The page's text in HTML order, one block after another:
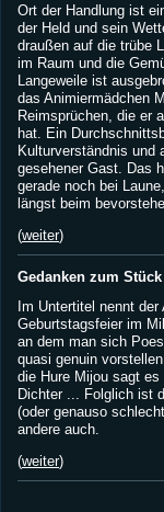
Ort der Handlung ist
der Held und sein
draußen auf die trübe
im Raum und die
Langeweile ist
das Animiermädchen
Reimsprüchen, die er
hat. Ein
Kulturverständnis und
gesehener Gast. Das
gerade noch bei
längst beim
(weiter)
Gedanken zum Stück
Im Untertitel nennt
Geburtstagsfeier im
an dem man sich
quasi genuin
die Hure Mijou sagt es
Dichter ... Folglich ist
(oder genauso
andere auch.
(weiter)